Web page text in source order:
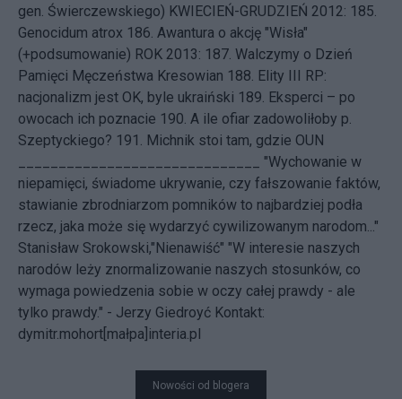
gen. Świerczewskiego) KWIECIEŃ-GRUDZIEŃ 2012: 185.
Genocidum atrox 186. Awantura o akcję "Wisła"
(+podsumowanie) ROK 2013: 187. Walczymy o Dzień
Pamięci Męczeństwa Kresowian 188. Elity III RP:
nacjonalizm jest OK, byle ukraiński 189. Eksperci – po
owocach ich poznacie 190. A ile ofiar zadowoliłoby p.
Szeptyckiego? 191.
Michnik stoi tam, gdzie OUN
______________________________ "Wychowanie w
niepamięci, świadome ukrywanie, czy fałszowanie faktów,
stawianie zbrodniarzom pomników to najbardziej podła
rzecz, jaka może się wydarzyć cywilizowanym narodom..."
Stanisław Srokowski,"Nienawiść" "W interesie naszych
narodów leży znormalizowanie naszych stosunków, co
wymaga powiedzenia sobie w oczy całej prawdy - ale
tylko prawdy." - Jerzy Giedroyć Kontakt:
dymitr.mohort[małpa]interia.pl
Nowości od blogera